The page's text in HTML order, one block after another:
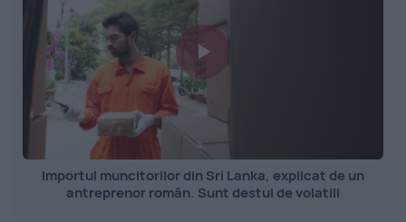
Importul muncitorilor din Sri Lanka, explicat de un
antreprenor român. Sunt destul de volatili